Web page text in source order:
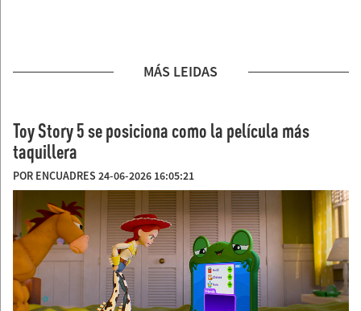
MÁS LEIDAS
Toy Story 5 se posiciona como la película más
taquillera
POR ENCUADRES 24-06-2026 16:05:21